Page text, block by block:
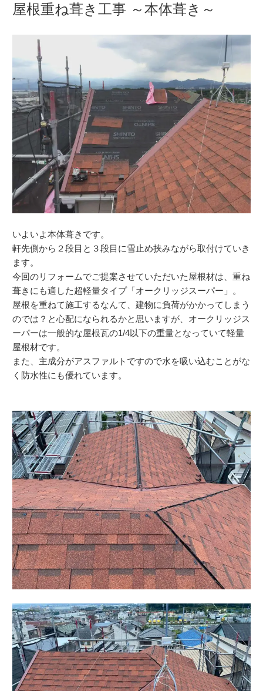
屋根重ね葺き工事 ～本体葺き～
いよいよ本体葺きです。
軒先側から２段目と３段目に雪止め挟みながら取付けていき
ます。
今回のリフォームでご提案させていただいた屋根材は、重ね
葺きにも適した超軽量タイプ「オークリッジスーパー」。
屋根を重ねて施工するなんて、建物に負荷がかかってしまう
のでは？と心配になられるかと思いますが、オークリッジス
ーパーは一般的な屋根瓦の1/4以下の重量となっていて軽量
屋根材です。
また、主成分がアスファルトですので水を吸い込むことがな
く防水性にも優れています。